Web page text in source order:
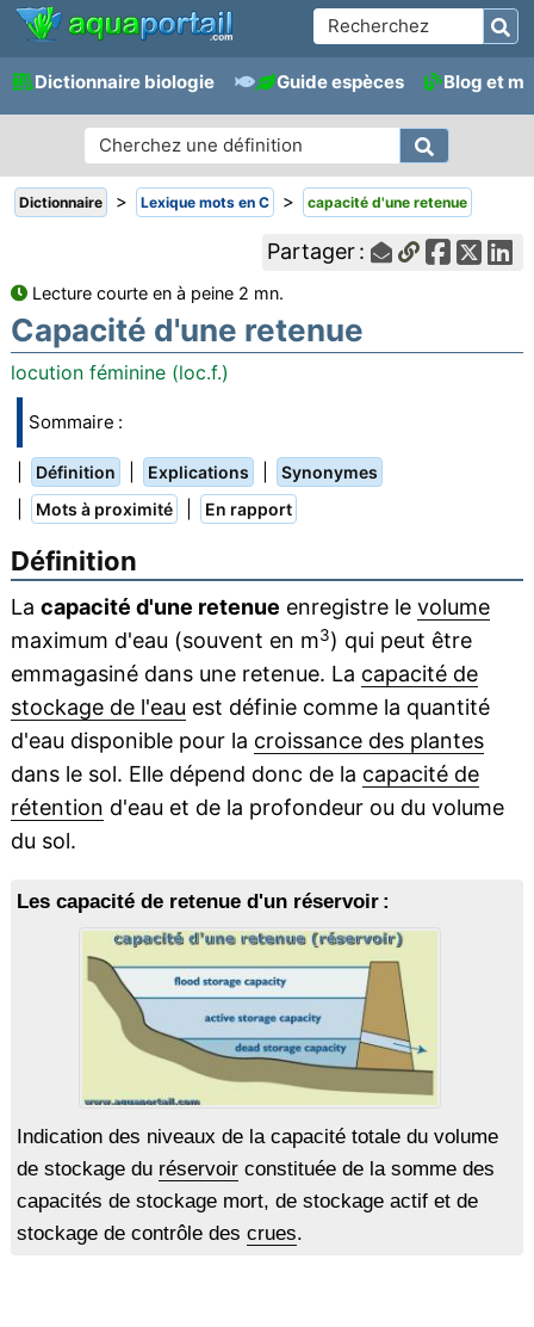
Dictionnaire biologie Guide espèces Blog et
Dictionnaire > Lexique mots en C > capacité d'une retenue
Partager :
Lecture courte en à peine 2 mn.
Capacité d'une retenue
locution féminine (loc.f.)
Sommaire :
Définition Explications Synonymes
Mots à proximité En rapport
Définition
La capacité d'une retenue enregistre le volume
maximum d'eau (souvent en m3) qui peut être
emmagasiné dans une retenue. La capacité de
stockage de l'eau est définie comme la quantité
d'eau disponible pour la croissance des plantes
dans le sol. Elle dépend donc de la capacité de
rétention d'eau et de la profondeur ou du volume
du sol.
Les capacité de retenue d'un réservoir :
Indication des niveaux de la capacité totale du volume
de stockage du réservoirconstituée de la somme des
capacités de stockage mort, de stockage actif et de
stockage de contrôle des crues.